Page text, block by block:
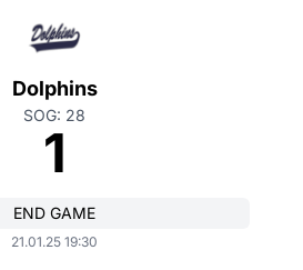
Dolphins
SOG: 28
1
END GAME
21.01.25 19:30